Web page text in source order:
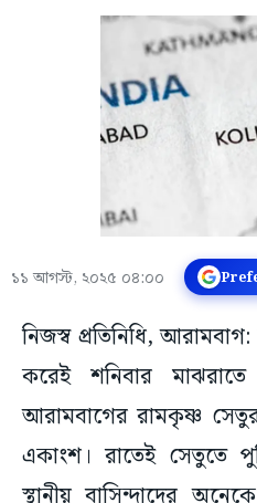
১১ আগস্ট, ২০২৫ ০৪:০০
নিজস্ব প্রতিনিধি,
করেই শনিবার
আরামবাগের রামকৃষ্ণ
একাংশ। রাতেই সেতুতে